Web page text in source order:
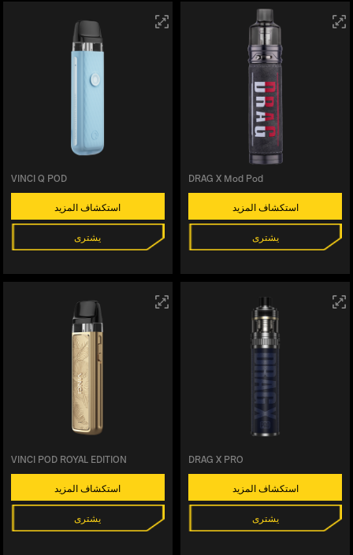
VINCI Q POD
استكشاف المزيد
يشترى
DRAG X Mod Pod
استكشاف المزيد
يشترى
VINCI POD ROYAL EDITION
استكشاف المزيد
يشترى
DRAG X PRO
استكشاف المزيد
يشترى